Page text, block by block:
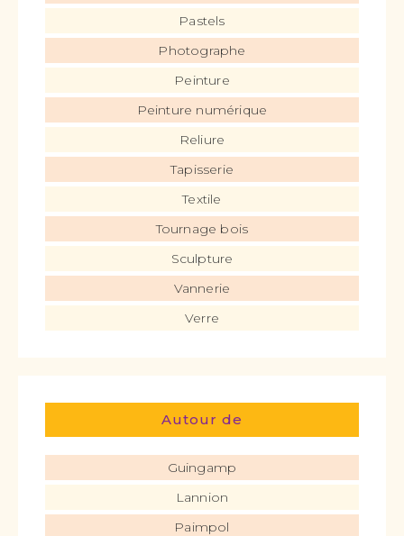
Pastels
Photographe
Peinture
Peinture numérique
Reliure
Tapisserie
Textile
Tournage bois
Sculpture
Vannerie
Verre
Autour de
Guingamp
Lannion
Paimpol